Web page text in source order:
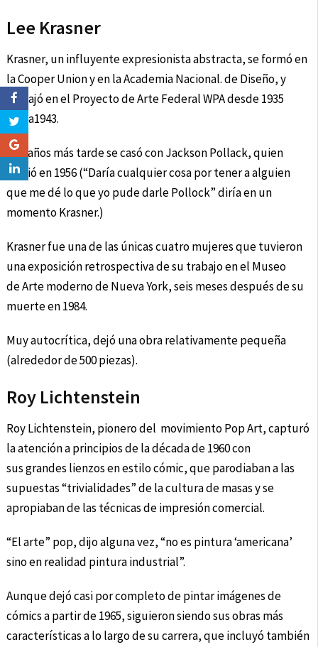
Lee Krasner
Krasner, un influyente expresionista abstracta, se formó en
la Cooper Union y en la Academia Nacional. de Diseño, y
trabajó en el Proyecto de Arte Federal WPA desde 1935
hasta1943.
Dos años más tarde se casó con Jackson Pollack, quien
murió en 1956 (“Daría cualquier cosa por tener a alguien
que me dé lo que yo pude darle Pollock” diría en un
momento Krasner.)
Krasner fue una de las únicas cuatro mujeres que tuvieron
una exposición retrospectiva de su trabajo en el Museo
de Arte moderno de Nueva York, seis meses después de su
muerte en 1984.
Muy autocrítica, dejó una obra relativamente pequeña
(alrededor de 500 piezas).
Roy Lichtenstein
Roy Lichtenstein, pionero del movimiento Pop Art, capturó
la atención a principios de la década de 1960 con
sus grandes lienzos en estilo cómic, que parodiaban a las
supuestas “trivialidades” de la cultura de masas y se
apropiaban de las técnicas de impresión comercial.
“El arte” pop, dijo alguna vez, “no es pintura ‘americana’
sino en realidad pintura industrial”.
Aunque dejó casi por completo de pintar imágenes de
cómics a partir de 1965, siguieron siendo sus obras más
características a lo largo de su carrera, que incluyó también